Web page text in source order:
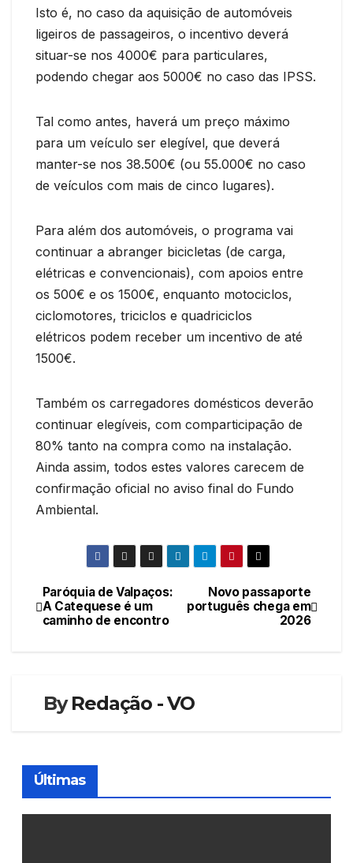
Isto é, no caso da aquisição de automóveis
ligeiros de passageiros, o incentivo deverá
situar-se nos 4000€ para particulares,
podendo chegar aos 5000€ no caso das IPSS.
Tal como antes, haverá um preço máximo
para um veículo ser elegível, que deverá
manter-se nos 38.500€ (ou 55.000€ no caso
de veículos com mais de cinco lugares).
Para além dos automóveis, o programa vai
continuar a abranger bicicletas (de carga,
elétricas e convencionais), com apoios entre
os 500€ e os 1500€, enquanto motociclos,
ciclomotores, triciclos e quadriciclos
elétricos podem receber um incentivo de até
1500€.
Também os carregadores domésticos deverão
continuar elegíveis, com comparticipação de
80% tanto na compra como na instalação.
Ainda assim, todos estes valores carecem de
confirmação oficial no aviso final do Fundo
Ambiental.
Navegação
de
Novo passaporte
português chega em
2026
Paróquia de Valpaços:
A Catequese é um
caminho de encontro
ByRedação - VO
Últimas